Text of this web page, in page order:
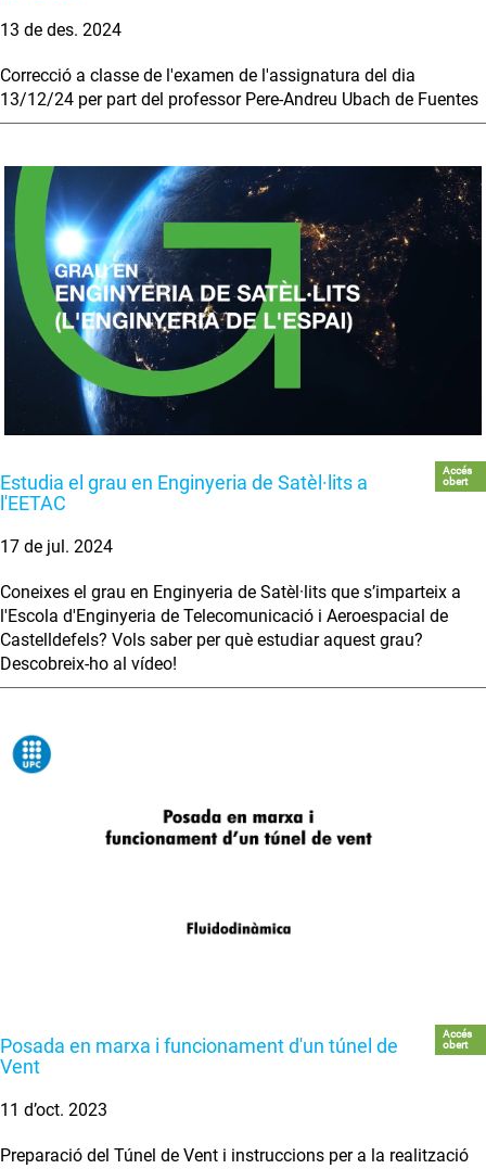
13 de des. 2024
Correcció a classe de l'examen de l'assignatura del dia
13/12/24 per part del professor Pere-Andreu Ubach de Fuentes
Estudia el grau en Enginyeria de Satèl·lits a
l'EETAC
Accés
obert
17 de jul. 2024
Coneixes el grau en Enginyeria de Satèl·lits que s’imparteix a
l'Escola d'Enginyeria de Telecomunicació i Aeroespacial de
Castelldefels? Vols saber per què estudiar aquest grau?
Descobreix-ho al vídeo!
Posada en marxa i funcionament d'un túnel de
Vent
Accés
obert
11 d’oct. 2023
Preparació del Túnel de Vent i instruccions per a la realització